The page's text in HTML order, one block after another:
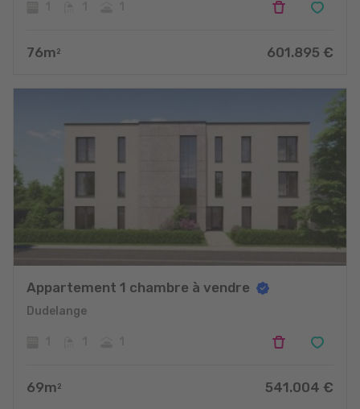
76m 2 601.895 €
Appartement 1 chambre à vendre
Dudelange
69m 2 541.004 €